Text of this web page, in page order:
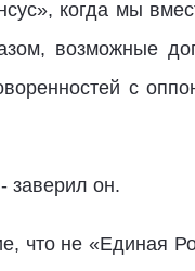
когда мы
возможные
с
заверил он.
не «Единая